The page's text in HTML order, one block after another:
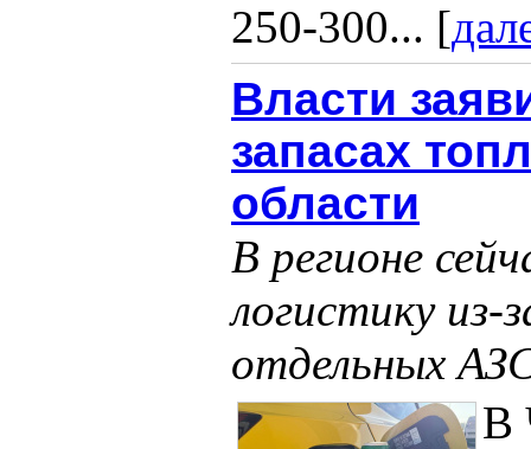
250-300... [
Власти
запасах
области
В регионе
логистику из-
отдельных
В